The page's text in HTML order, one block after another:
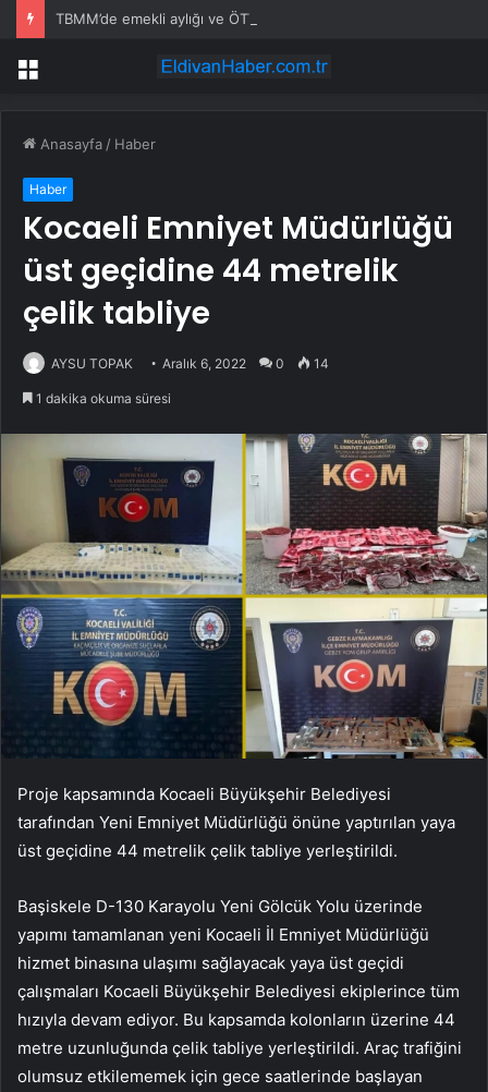
Menü
Anasayfa / Haber
Haber
Kocaeli Emniyet Müdürlüğü
üst geçidine 44 metrelik
çelik tabliye
AYSU TOPAK Aralık 6, 2022 0 14
1 dakika okuma süresi
Proje kapsamında Kocaeli Büyükşehir Belediyesi
tarafından Yeni Emniyet Müdürlüğü önüne yaptırılan yaya
üst geçidine 44 metrelik çelik tabliye yerleştirildi.
Başiskele D-130 Karayolu Yeni Gölcük Yolu üzerinde
yapımı tamamlanan yeni Kocaeli İl Emniyet Müdürlüğü
hizmet binasına ulaşımı sağlayacak yaya üst geçidi
çalışmaları Kocaeli Büyükşehir Belediyesi ekiplerince tüm
hızıyla devam ediyor. Bu kapsamda kolonların üzerine 44
metre uzunluğunda çelik tabliye yerleştirildi. Araç trafiğini
olumsuz etkilememek için gece saatlerinde başlayan